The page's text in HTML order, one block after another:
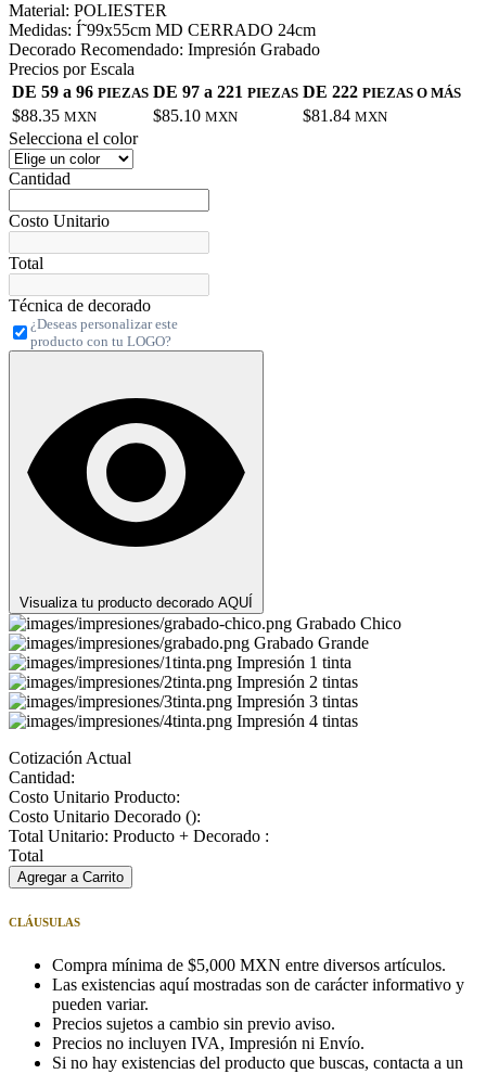
Material: POLIESTER
Medidas: Í˜99x55cm MD CERRADO 24cm
Decorado Recomendado: Impresión Grabado
Precios por Escala
DE 59 a 96 PIEZAS DE 97 a 221 PIEZAS DE 222 PIEZAS O MÁS
$88.35 MXN $85.10 MXN $81.84 MXN
Selecciona el color
Cantidad
Costo Unitario
Total
Técnica de decorado
¿Deseas personalizar este
producto con tu LOGO?
Visualiza tu producto decorado AQUÍ
Grabado Chico
Grabado Grande
Impresión 1 tinta
Impresión 2 tintas
Impresión 3 tintas
Impresión 4 tintas
Cotización Actual
Cantidad:
Costo Unitario Producto:
Costo Unitario Decorado ():
Total Unitario: Producto + Decorado :
Total
Agregar a Carrito
CLÁUSULAS
Compra mínima de $5,000 MXN entre diversos artículos.
Las existencias aquí mostradas son de carácter informativo y
pueden variar.
Precios sujetos a cambio sin previo aviso.
Precios no incluyen IVA, Impresión ni Envío.
Si no hay existencias del producto que buscas, contacta a un